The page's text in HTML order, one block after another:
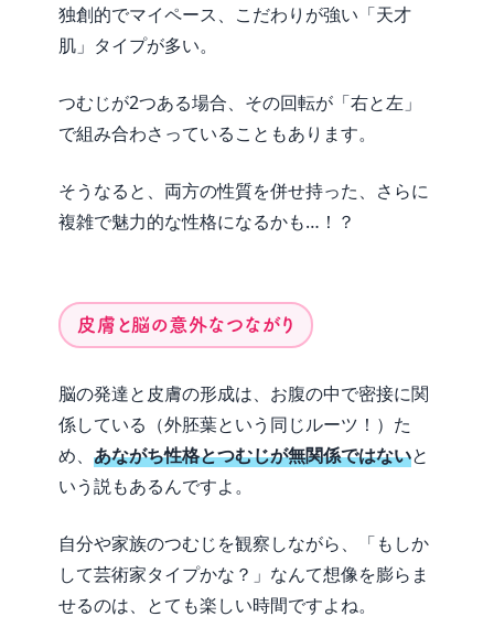
独創的でマイペース、こだわりが強い「天才
肌」タイプが多い。
つむじが2つある場合、その回転が「右と左」
で組み合わさっていることもあります。
そうなると、両方の性質を併せ持った、さらに
複雑で魅力的な性格になるかも…！？
皮膚と脳の意外なつながり
脳の発達と皮膚の形成は、お腹の中で密接に関
係している（外胚葉という同じルーツ！）た
め、 あながち性格とつむじが無関係ではないと
いう説もあるんですよ。
自分や家族のつむじを観察しながら、「もしか
して芸術家タイプかな？」なんて想像を膨らま
せるのは、とても楽しい時間ですよね。